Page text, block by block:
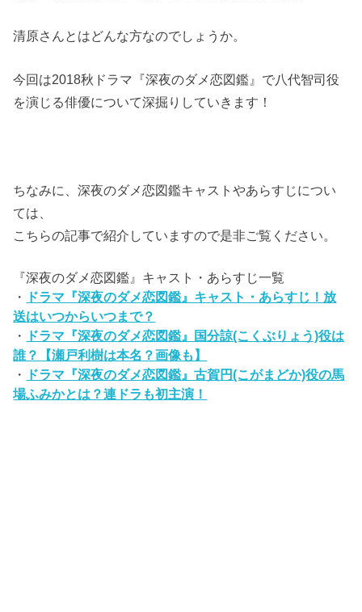
清原さんとはどんな方なのでしょうか。
今回は2018秋ドラマ『深夜のダメ恋図鑑』で八代智司役
を演じる俳優について深掘りしていきます！
ちなみに、深夜のダメ恋図鑑キャストやあらすじについ
ては、
こちらの記事で紹介していますので是非ご覧ください。
『深夜のダメ恋図鑑』キャスト・あらすじ一覧
・
ドラマ『深夜のダメ恋図鑑』キャスト・あらすじ！放
送はいつからいつまで？
・
ドラマ『深夜のダメ恋図鑑』国分諒(こくぶりょう)役は
誰？【瀬戸利樹は本名？画像も】
・
ドラマ『深夜のダメ恋図鑑』古賀円(こがまどか)役の馬
場ふみかとは？連ドラも初主演！